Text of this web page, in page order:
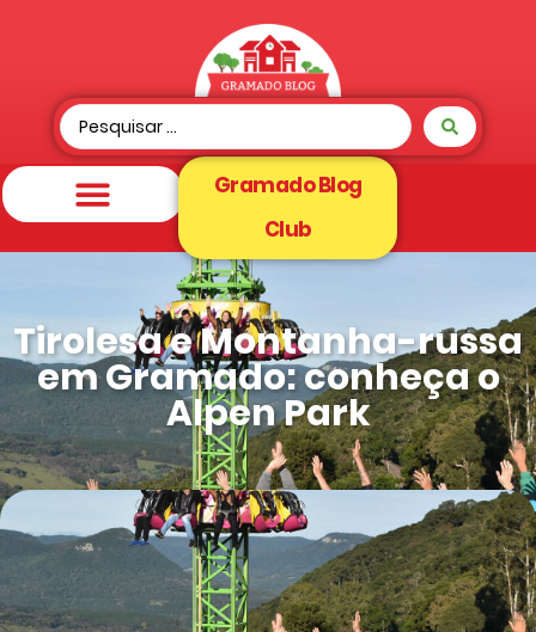
Gramado Blog
Club
Tirolesa e Montanha-russa
em Gramado: conheça o
Alpen Park